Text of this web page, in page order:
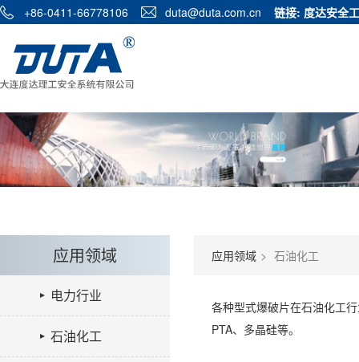
+86-0411-66778106 duta@duta.com.cn 链接: 度达安全
应用领域
电力行业
石油化工
应用领域 石油化工
各种型式爆破片在石油化工
PTA、多晶硅等。